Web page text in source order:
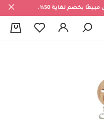
بخصم لغاية 50%.